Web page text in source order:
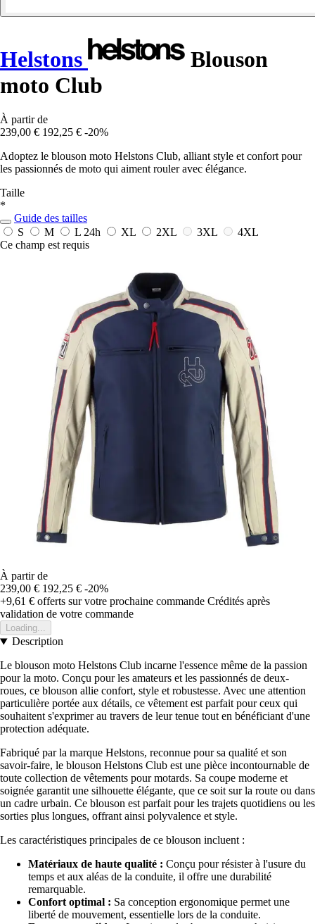
Helstons
Blouson
moto Club
À partir de
239,00 € 192,25 € -20%
Adoptez le blouson moto Helstons Club, alliant style et confort pour
les passionnés de moto qui aiment rouler avec élégance.
Taille
*
Guide des tailles
S
M L 24h XL 2XL 3XL
4XL
Ce champ est requis
À partir de
239,00 € 192,25 € -20%
+9,61 € offerts sur votre prochaine commande Crédités après
validation de votre commande
Loading...
Description
Le blouson moto Helstons Club incarne l'essence même de la passion
pour la moto. Conçu pour les amateurs et les passionnés de deux-
roues, ce blouson allie confort, style et robustesse. Avec une attention
particulière portée aux détails, ce vêtement est parfait pour ceux qui
souhaitent s'exprimer au travers de leur tenue tout en bénéficiant d'une
protection adéquate.
Fabriqué par la marque Helstons, reconnue pour sa qualité et son
savoir-faire, le blouson Helstons Club est une pièce incontournable de
toute collection de vêtements pour motards. Sa coupe moderne et
soignée garantit une silhouette élégante, que ce soit sur la route ou dans
un cadre urbain. Ce blouson est parfait pour les trajets quotidiens ou les
sorties plus longues, offrant ainsi polyvalence et style.
Les caractéristiques principales de ce blouson incluent :
Matériaux de haute qualité : Conçu pour résister à l'usure du
temps et aux aléas de la conduite, il offre une durabilité
remarquable.
Confort optimal : Sa conception ergonomique permet une
liberté de mouvement, essentielle lors de la conduite.